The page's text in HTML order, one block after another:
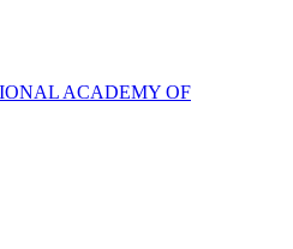
ACADEMY OF